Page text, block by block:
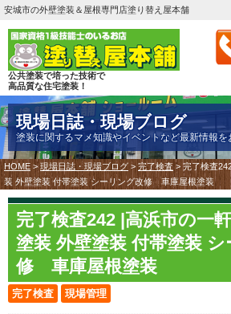
安城市の外壁塗装＆屋根専門店塗り替え屋本舗
公共塗装で培った技術で
高品質な住宅塗装！
現場日誌・現場ブログ
塗装に関するマメ知識やイベントなど最新情報を
HOME >現場日誌・現場ブログ > 完了検査 > 完了検査
装 外壁塗装 付帯塗装 シーリング改修 車庫屋根塗装
完了検査242 |高浜市の一
塗装 外壁塗装 付帯塗装
修 車庫屋根塗装
完了検査 現場管理